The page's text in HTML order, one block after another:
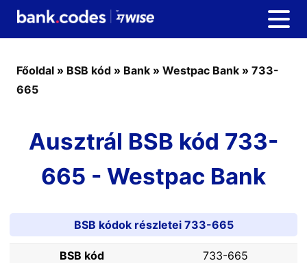
Főoldal » BSB kód » Bank » Westpac Bank » 733-
665
Ausztrál BSB kód 733-
665 - Westpac Bank
BSB kódok részletei 733-665
BSB kód
733-665